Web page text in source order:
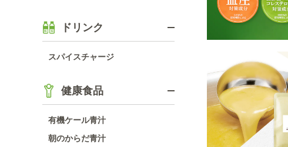
ドリンク
スパイスチャージ
健康食品
有機ケール青汁
朝のからだ青汁